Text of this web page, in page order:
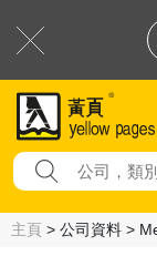
主頁 > 公司資料 >